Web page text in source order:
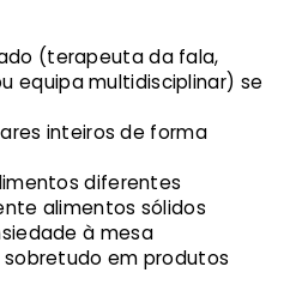
(terapeuta da fala,
equipa multidisciplinar) se
inteiros de forma
diferentes
alimentos sólidos
à mesa
em produtos